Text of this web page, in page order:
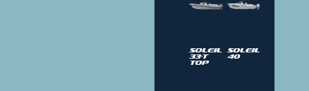
Soleil
33-T
Top
Soleil
40